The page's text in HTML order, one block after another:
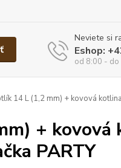
Neviete si
Eshop:
od 8:00 -
14 L (1,2 mm) + kovová
+ kovová
PARTY